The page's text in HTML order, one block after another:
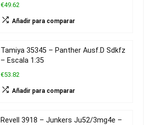
€49.62
Añadir para comparar
Tamiya 35345 – Panther Ausf.D Sdkfz
– Escala 1:35
€53.82
Añadir para comparar
Revell 3918 – Junkers Ju52/3mg4e –